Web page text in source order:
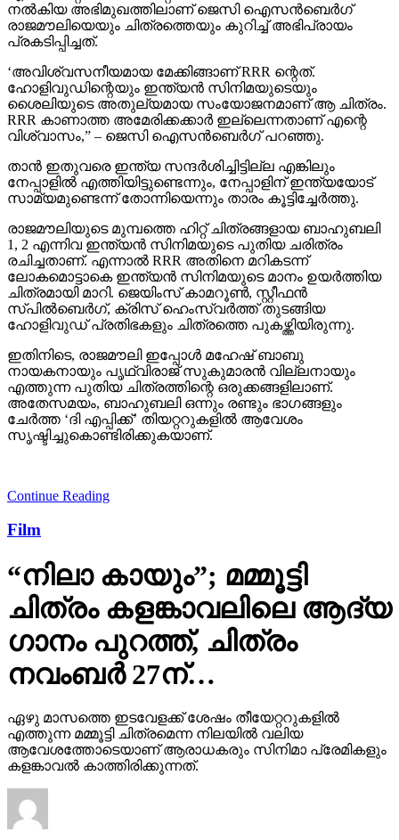
നല്‍കിയ അഭിമുഖത്തിലാണ് ജെസി ഐസന്‍ബെര്‍ഗ്
രാജമൗലിയെയും ചിത്രത്തെയും കുറിച്ച് അഭിപ്രായം
പ്രകടിപ്പിച്ചത്.
‘അവിശ്വസനീയമായ മേക്കിങ്ങാണ് RRR ന്റെത്.
ഹോളിവുഡിന്റെയും ഇന്ത്യന്‍ സിനിമയുടെയും
ശൈലിയുടെ അതുല്യമായ സംയോജനമാണ് ആ ചിത്രം.
RRR കാണാത്ത അമേരിക്കക്കാര്‍ ഇല്ലെന്നതാണ് എന്റെ
വിശ്വാസം,” – ജെസി ഐസന്‍ബെര്‍ഗ് പറഞ്ഞു.
താന്‍ ഇതുവരെ ഇന്ത്യ സന്ദര്‍ശിച്ചിട്ടില്ല എങ്കിലും
നേപ്പാളില്‍ എത്തിയിട്ടുണ്ടെന്നും, നേപ്പാളിന് ഇന്ത്യയോട്
സാമ്യമുണ്ടെന്ന് തോന്നിയെന്നും താരം കൂട്ടിച്ചേര്‍ത്തു.
രാജമൗലിയുടെ മുമ്പത്തെ ഹിറ്റ് ചിത്രങ്ങളായ ബാഹുബലി
1, 2 എന്നിവ ഇന്ത്യന്‍ സിനിമയുടെ പുതിയ ചരിത്രം
രചിച്ചതാണ്. എന്നാല്‍ RRR അതിനെ മറികടന്ന്
ലോകമൊട്ടാകെ ഇന്ത്യന്‍ സിനിമയുടെ മാനം ഉയര്‍ത്തിയ
ചിത്രമായി മാറി. ജെയിംസ് കാമറൂണ്‍, സ്റ്റീഫന്‍
സ്പില്‍ബെര്‍ഗ്, ക്രിസ് ഹെംസ്വര്‍ത്ത് തുടങ്ങിയ
ഹോളിവുഡ് പ്രതിഭകളും ചിത്രത്തെ പുകഴ്ത്തിയിരുന്നു.
ഇതിനിടെ, രാജമൗലി ഇപ്പോള്‍ മഹേഷ് ബാബു
നായകനായും പൃഥ്വിരാജ് സുകുമാരന്‍ വില്ലനായും
എത്തുന്ന പുതിയ ചിത്രത്തിന്റെ ഒരുക്കങ്ങളിലാണ്.
അതേസമയം, ബാഹുബലി ഒന്നും രണ്ടും ഭാഗങ്ങളും
ചേര്‍ത്ത ‘ദി എപ്പിക്ക്’ തിയറ്ററുകളില്‍ ആവേശം
സൃഷ്ടിച്ചുകൊണ്ടിരിക്കുകയാണ്.
Continue Reading
Film
“നിലാ കായും”; മമ്മൂട്ടി
ചിത്രം കളങ്കാവലിലെ ആദ്യ
ഗാനം പുറത്ത്, ചിത്രം
നവംബർ 27ന്…
ഏഴു മാസത്തെ ഇടവേളക്ക് ശേഷം തീയേറ്ററുകളിൽ
എത്തുന്ന മമ്മൂട്ടി ചിത്രമെന്ന നിലയിൽ വലിയ
ആവേശത്തോടെയാണ് ആരാധകരും സിനിമാ പ്രേമികളും
കളങ്കാവൽ കാത്തിരിക്കുന്നത്.